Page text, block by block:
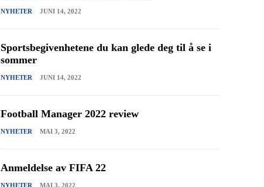
NYHETER JUNI 14, 2022
Sportsbegivenhetene du kan glede deg til å se i
sommer
NYHETER JUNI 14, 2022
Football Manager 2022 review
NYHETER MAI 3, 2022
Anmeldelse av FIFA 22
NYHETER MAI 3, 2022